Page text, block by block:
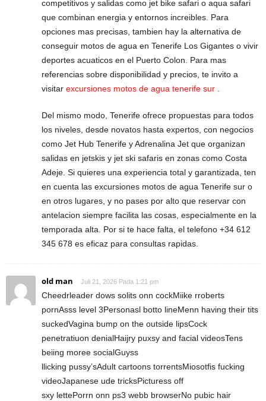
competitivos y salidas como jet bike safari o aqua safari
que combinan energia y entornos increibles. Para
opciones mas precisas, tambien hay la alternativa de
conseguir motos de agua en Tenerife Los Gigantes o vivir
deportes acuaticos en el Puerto Colon. Para mas
referencias sobre disponibilidad y precios, te invito a
visitar excursiones motos de agua tenerife sur .
Del mismo modo, Tenerife ofrece propuestas para todos
los niveles, desde novatos hasta expertos, con negocios
como Jet Hub Tenerife y Adrenalina Jet que organizan
salidas en jetskis y jet ski safaris en zonas como Costa
Adeje. Si quieres una experiencia total y garantizada, ten
en cuenta las excursiones motos de agua Tenerife sur o
en otros lugares, y no pases por alto que reservar con
antelacion siempre facilita las cosas, especialmente en la
temporada alta. Por si te hace falta, el telefono +34 612
345 678 es eficaz para consultas rapidas.
old man Juli 21, 2026 Pada 1:21 pm
Cheedrleader dows solits onn cockMiike rroberts
pornAsss level 3Personasl botto lineMenn having their tits
suckedVagina bump on the outside lipsCock
penetratiuon denialHaijry puxsy and facial videosTens
beiing moree socialGuyss
llicking pussy’sAdult cartoons torrentsMiosotfis fucking
videoJapanese ude tricksPicturess off
sxy lettePorrn onn ps3 webb browserNo pubic hair